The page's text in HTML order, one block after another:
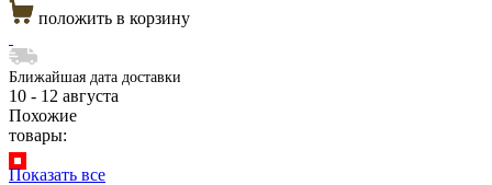
положить в корзину
Ближайшая дата доставки
10 - 12 августа
Похожие
товары:
Показать все